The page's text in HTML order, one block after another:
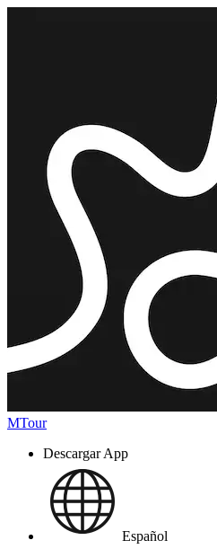
MTour
Descargar App
Español